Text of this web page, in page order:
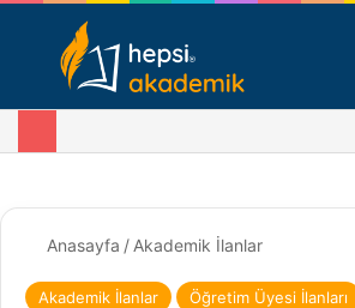
Giriş - Kayıt
Anasayfa / Akademik İlanlar
Akademik İlanlar Öğretim Üyesi İlanları